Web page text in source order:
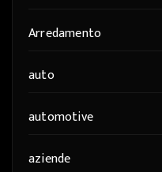
Arredamento
auto
automotive
aziende